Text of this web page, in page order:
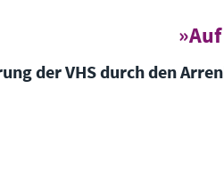
der VHS durch den